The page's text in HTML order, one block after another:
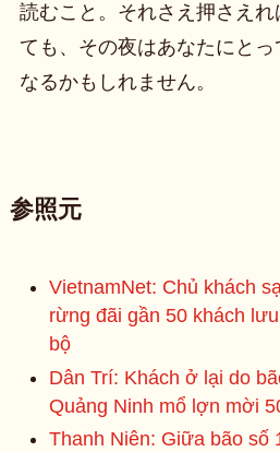
読むこと。それさえ押さえ
ても、その夜はあなたにと
なるかもしれません。
参照元
VietnamNet: Chủ khách
rừng đãi gần 50 khách
bộ
Dân Trí: Khách ở lại do
Quảng Ninh mổ lợn mời
Thanh Niên: Giữa bão số